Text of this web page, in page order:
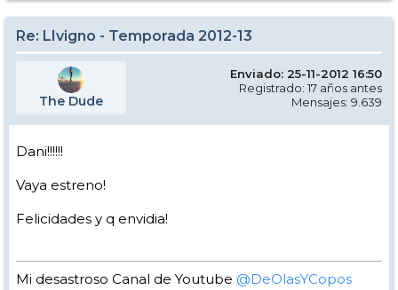
Re: LIvigno - Temporada 2012-13
The Dude
Enviado: 25-11-2012 16:50
Registrado: 17 años antes
Mensajes: 9.639
Dani!!!!!!
Vaya estreno!
Felicidades y q envidia!
Mi desastroso Canal de Youtube @DeOlasYCopos